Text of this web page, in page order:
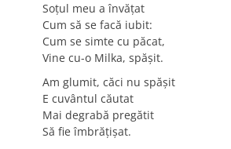
Soțul meu a învățat
Cum să se facă iubit:
Cum se simte cu păcat,
Vine cu-o Milka, spășit.
Am glumit, căci nu spășit
E cuvântul căutat
Mai degrabă pregătit
Să fie îmbrățișat.